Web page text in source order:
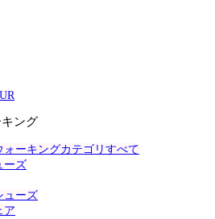
ング
ォーキングカテゴリすべて
ーズ
ューズ
ア